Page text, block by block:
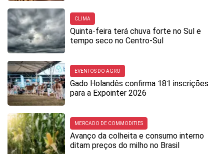
CLIMA
Quinta-feira terá chuva forte no Sul e
tempo seco no Centro-Sul
EVENTOS DO AGRO
Gado Holandês confirma 181 inscrições
para a Expointer 2026
MERCADO DE COMMODITIES
Avanço da colheita e consumo interno
ditam preços do milho no Brasil